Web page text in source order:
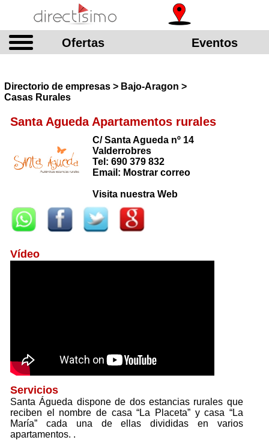
Ofertas Eventos
Directorio de empresas > Bajo-Aragon >
Casas Rurales
Santa Agueda Apartamentos rurales
C/ Santa Agueda nº 14
Valderrobres
Tel: 690 379 832
Email: Mostrar correo
Visita nuestra Web
Vídeo
Servicios
Santa Águeda dispone de dos estancias rurales que
reciben el nombre de casa “La Placeta” y casa “La
María” cada una de ellas divididas en varios
apartamentos. .